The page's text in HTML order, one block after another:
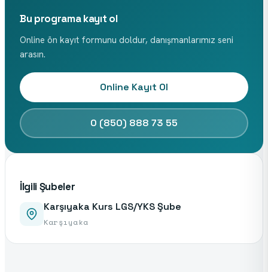
Bu programa kayıt ol
Online ön kayıt formunu doldur, danışmanlarımız seni
arasın.
Online Kayıt Ol
0 (850) 888 73 55
İlgili Şubeler
Karşıyaka Kurs LGS/YKS Şube
Karşıyaka